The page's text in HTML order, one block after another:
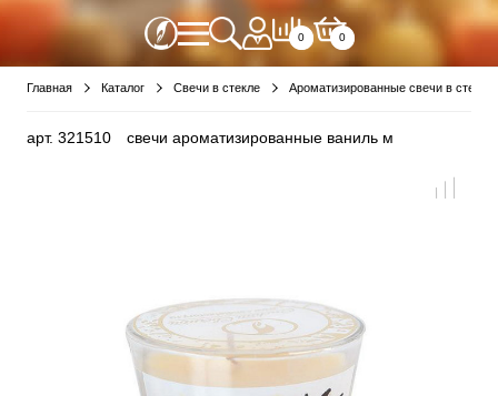
0 0
Главная Каталог Свечи в стекле Ароматизированные свечи в стекле
арт.321510 свечи ароматизированные ваниль м